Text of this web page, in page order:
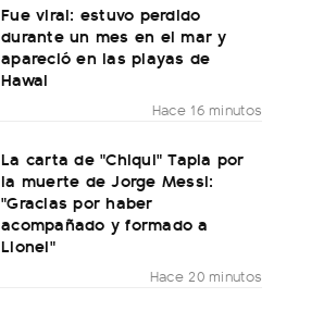
Fue viral: estuvo perdido
durante un mes en el mar y
apareció en las playas de
Hawai
Hace 16 minutos
La carta de "Chiqui" Tapia por
la muerte de Jorge Messi:
"Gracias por haber
acompañado y formado a
Lionel"
Hace 20 minutos